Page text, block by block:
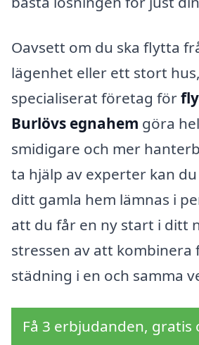
Oavsett om du ska flytta
lägenhet eller ett stort
specialiserat företag för
Burlövs egnahem göra
smidigare och mer
ta hjälp av experter kan
ditt gamla hem lämnas i
att du får en ny start i ditt
stressen av att kombinera
städning i en och samma
Få 3 erbjudanden, gratis